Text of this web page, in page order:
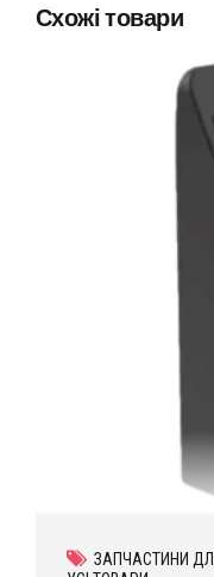
Схожі товари
ЗАПЧАСТИНИ